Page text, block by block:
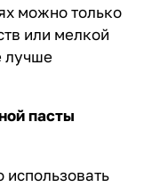
можно только
или мелкой
лучше
пасты